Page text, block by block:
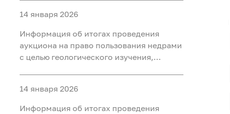
недр «Мостовка р.» в Свердловской
области
14 января 2026
Информация об итогах проведения
аукциона на право пользования недрами
с целью геологического изучения,
«Юильский 5», расположенного на
территории Белоярского района Ханты-
14 января 2026
Информация об итогах проведения